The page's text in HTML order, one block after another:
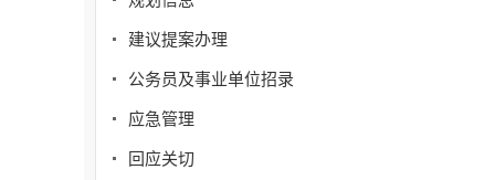
建议提案办理
公务员及事业单位招录
应急管理
回应关切